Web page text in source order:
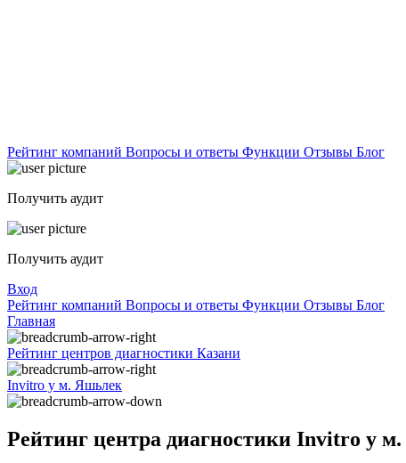
Рейтинг компаний Вопросы и ответы Функции Отзывы Блог
Получить аудит
Получить аудит
Вход
Рейтинг компаний Вопросы и ответы Функции Отзывы Блог
Главная
Рейтинг центров диагностики Казани
Invitro у м. Яшьлек
Рейтинг центра диагностики Invitro у